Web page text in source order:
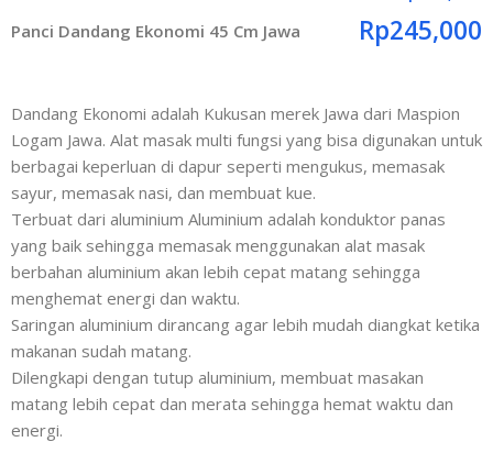
Panci Dandang Ekonomi 45 Cm Jawa
Rp245,000
Dandang Ekonomi adalah Kukusan merek Jawa dari Maspion
Logam Jawa. Alat masak multi fungsi yang bisa digunakan untuk
berbagai keperluan di dapur seperti mengukus, memasak
sayur, memasak nasi, dan membuat kue.
Terbuat dari aluminium Aluminium adalah konduktor panas
yang baik sehingga memasak menggunakan alat masak
berbahan aluminium akan lebih cepat matang sehingga
menghemat energi dan waktu.
Saringan aluminium dirancang agar lebih mudah diangkat ketika
makanan sudah matang.
Dilengkapi dengan tutup aluminium, membuat masakan
matang lebih cepat dan merata sehingga hemat waktu dan
energi.